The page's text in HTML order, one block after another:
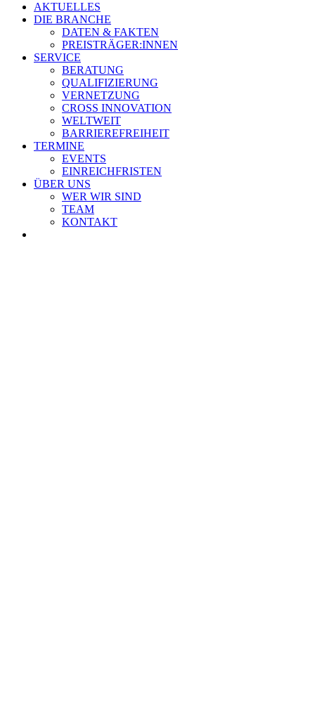
AKTUELLES
DIE BRANCHE
DATEN & FAKTEN
PREISTRÄGER:INNEN
SERVICE
BERATUNG
QUALIFIZIERUNG
VERNETZUNG
CROSS INNOVATION
WELTWEIT
BARRIEREFREIHEIT
TERMINE
EVENTS
EINREICHFRISTEN
ÜBER UNS
WER WIR SIND
TEAM
KONTAKT